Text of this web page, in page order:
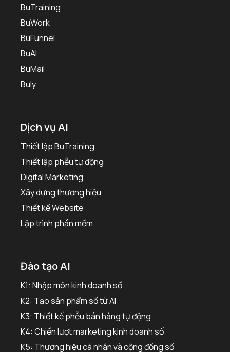
BuTraining
BuWork
BuFunnel
BuAI
BuMail
Buly
Dịch vụ AI
Thiết lập BuTraining
Thiết lập phễu tự động
Digital Marketing
Xây dựng thương hiệu
Thiết kế Website
Lập trình phần mềm
Đào tạo AI
K1: Nhập môn kinh doanh số
K2: Tạo sản phẩm số từ AI
K3: Thiết kế phễu bán hàng tự động
K4: Chiến lượt marketing kinh doanh số
K5: Thương hiệu cá nhân và cộng đồng số